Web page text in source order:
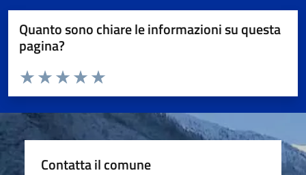
Quanto sono chiare le informazioni su questa
pagina?
Valuta da 1 a 5 stelle la pagina
Valuta 5 stelle su 5
Valuta 4 stelle su 5
Valuta 3 stelle su 5
Valuta 2 stelle su 5
Valuta 1 stelle su 5
Contatta il comune